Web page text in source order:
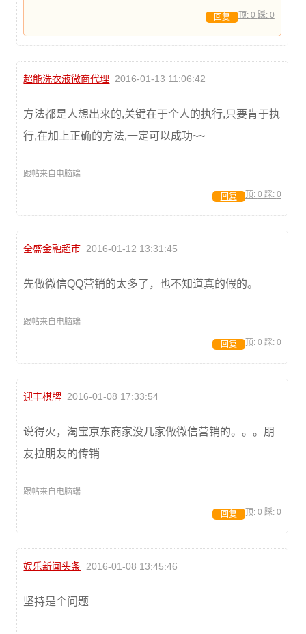
顶: 0 踩: 0
回复
超能洗衣液微商代理 2016-01-13 11:06:42
方法都是人想出来的,关键在于个人的执行,只要肯于执
行,在加上正确的方法,一定可以成功~~
跟帖来自电脑端
顶: 0 踩: 0
回复
全盛金融超市 2016-01-12 13:31:45
先做微信QQ营销的太多了，也不知道真的假的。
跟帖来自电脑端
顶: 0 踩: 0
回复
迎丰棋牌 2016-01-08 17:33:54
说得火，淘宝京东商家没几家做微信营销的。。。朋
友拉朋友的传销
跟帖来自电脑端
顶: 0 踩: 0
回复
娱乐新闻头条 2016-01-08 13:45:46
坚持是个问题